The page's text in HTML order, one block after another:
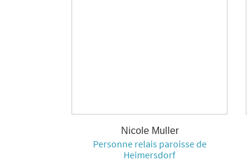
Nicole Muller
Personne relais paroisse de
Heimersdorf